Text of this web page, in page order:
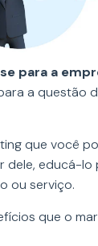
para a
a questão
que você
dele, educá-lo
ou serviço.
que o